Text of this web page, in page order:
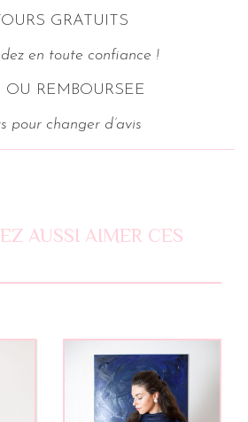
GRATUITS
en toute confiance !
OU REMBOURSEE
pour changer d’avis
AUSSI AIMER CES